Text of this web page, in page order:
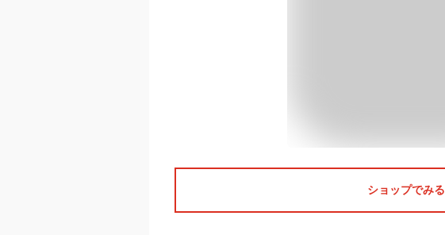
ショップでみる